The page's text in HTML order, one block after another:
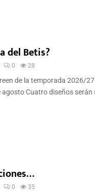
del Betis?
0 28
de la temporada 2026/27
Cuatro diseños serán
0 35